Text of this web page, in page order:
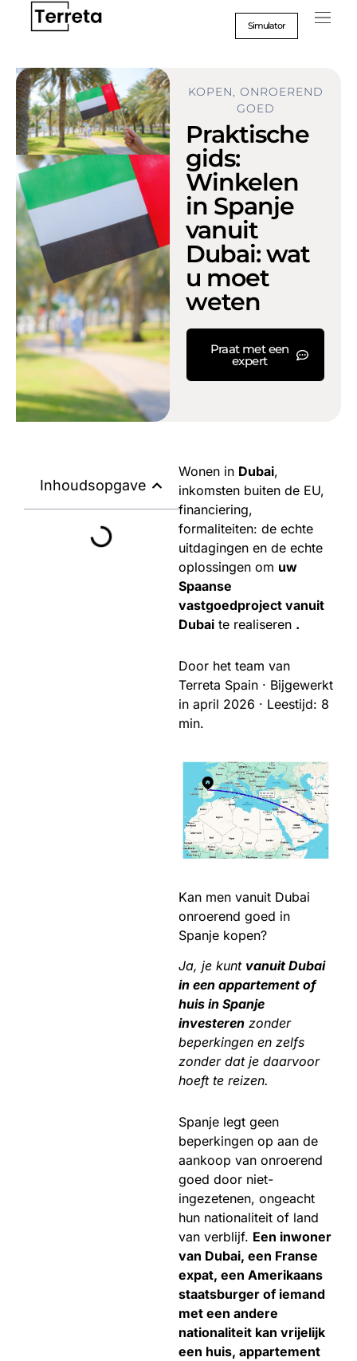
Simulator
KOPEN, ONROEREND
GOED
Praktische
gids:
Winkelen
in Spanje
vanuit
Dubai: wat
u moet
weten
Praat met een
expert
Inhoudsopgave
Wonen in Dubai,
inkomsten buiten de EU,
financiering,
formaliteiten: de echte
uitdagingen en de echte
oplossingen om uw
Spaanse
vastgoedproject vanuit
Dubai te realiseren .
Door het team van
Terreta Spain · Bijgewerkt
in april 2026 · Leestijd: 8
min.
Kan men vanuit Dubai
onroerend goed in
Spanje kopen?
Ja, je kunt vanuit Dubai
in een appartement of
huis in Spanje
investeren zonder
beperkingen en zelfs
zonder dat je daarvoor
hoeft te reizen.
Spanje legt geen
beperkingen op aan de
aankoop van onroerend
goed door niet-
ingezetenen, ongeacht
hun nationaliteit of land
van verblijf. Een inwoner
van Dubai, een Franse
expat, een Amerikaans
staatsburger of iemand
met een andere
nationaliteit kan vrijelijk
een huis, appartement